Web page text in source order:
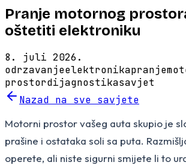
Pranje motornog
oštetiti elektroniku
8. juli 2026.
odrzavanjeelektronikapranje
prostordijagnostikasavjet
Nazad na sve savjete
Motorni prostor vašeg auta skupio je
prašine i ostataka soli sa puta.
operete, ali niste sigurni smijete li to